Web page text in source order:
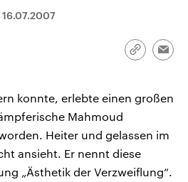
aus
16.07.2007
Link
konnte, erlebte einen großen
Mahmoud
Heiter und gelassen im
ansieht. Er nennt diese
„Ästhetik der Verzweiflung“.